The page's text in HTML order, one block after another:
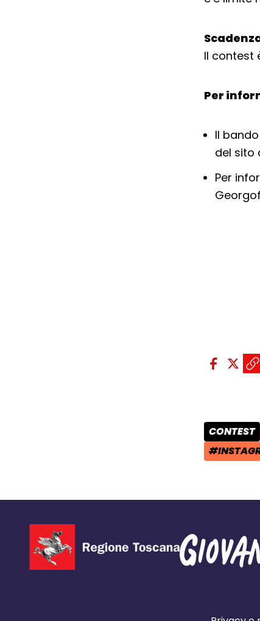
Il contest
Per
Il
del sito
Per
Condividi
CONTEST
TAG: